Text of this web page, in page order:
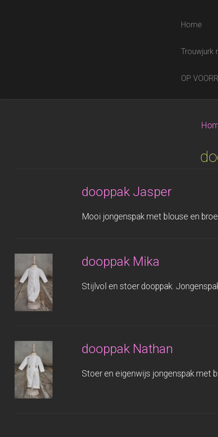
Home
Trouwjurk
OP
dooppak Jasper
Mooi jongenspak met blouse en
dooppak Mika
Stijlvol en stoer dooppak.
dooppak Nathan
Stoer en eigenwijs jongenspak met